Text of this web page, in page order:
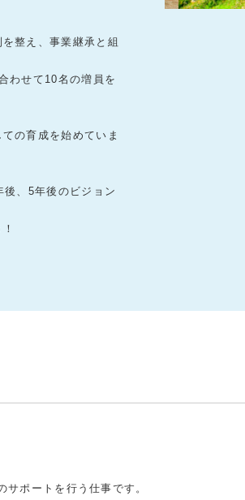
整え、事業継承と組
わせて10名の増員を
の育成を始めていま
、5年後のビジョン
ポートを行う仕事です。